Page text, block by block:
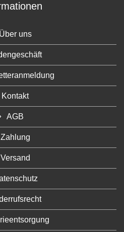
Über uns
Kontakt
AGB
Zahlung
Versand